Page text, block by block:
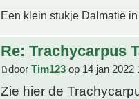
Een klein stukje Dalmatië
Re: Trachycarpus
door Tim123 op 14 jan 2022
Zie hier de